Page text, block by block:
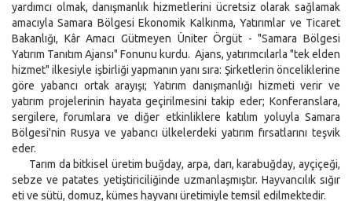
yardımcı olmak, danışmanlık hizmetlerini ücretsiz olarak sağlamak
amacıyla Samara Bölgesi Ekonomik Kalkınma, Yatırımlar ve Ticaret
Bakanlığı, Kâr Amacı Gütmeyen Üniter Örgüt - "Samara Bölgesi
Yatırım Tanıtım Ajansı" Fonunu kurdu. Ajans, yatırımcılarla "tek elden
hizmet" ilkesiyle işbirliği yapmanın yanı sıra: Şirketlerin önceliklerine
göre yabancı ortak arayışı; Yatırım danışmanlığı hizmeti verir ve
yatırım projelerinin hayata geçirilmesini takip eder; Konferanslara,
sergilere, forumlara ve diğer etkinliklere katılım yoluyla Samara
Bölgesi'nin Rusya ve yabancı ülkelerdeki yatırım fırsatlarını teşvik
eder.
Tarım da bitkisel üretim buğday, arpa, darı, karabuğday, ayçiçeği,
sebze ve patates yetiştiriciliğinde uzmanlaşmıştır. Hayvancılık sığır
eti ve sütü, domuz, kümes hayvanı üretimiyle temsil edilmektedir.